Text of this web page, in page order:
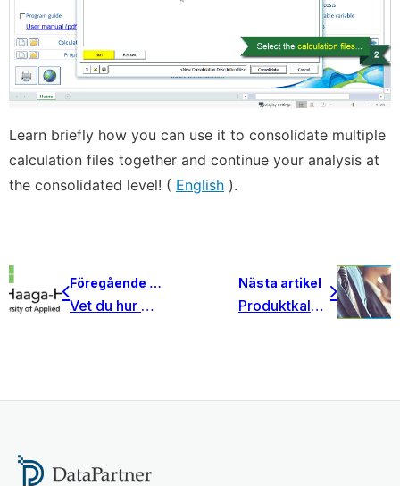
Learn briefly how you can use it to consolidate multiple
calculation files together and continue your analysis at
the consolidated level! ( English ).
Föregående artikel
Vet du hur många universitet som använder Invest for Excel?
Nästa artikel
Produktkalkylering med fokus på abc-kalkylering